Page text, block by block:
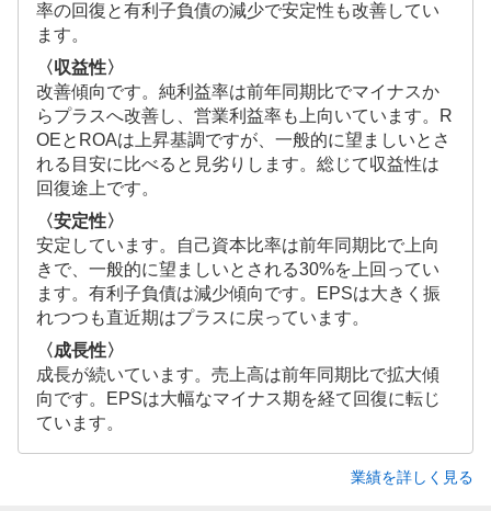
率の回復と有利子負債の減少で安定性も改善してい
ます。
〈収益性〉
改善傾向です。純利益率は前年同期比でマイナスか
らプラスへ改善し、営業利益率も上向いています。R
OEとROAは上昇基調ですが、一般的に望ましいとさ
れる目安に比べると見劣りします。総じて収益性は
回復途上です。
〈安定性〉
安定しています。自己資本比率は前年同期比で上向
きで、一般的に望ましいとされる30%を上回ってい
ます。有利子負債は減少傾向です。EPSは大きく振
れつつも直近期はプラスに戻っています。
〈成長性〉
成長が続いています。売上高は前年同期比で拡大傾
向です。EPSは大幅なマイナス期を経て回復に転じ
ています。
業績を詳しく見る